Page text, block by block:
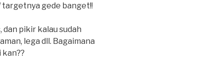
gede banget!!
dan pikir kalau sudah
lega dll. Bagaimana